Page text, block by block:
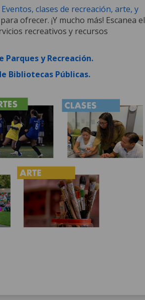
Eventos, clases de recreación, arte, y
ofrecer. ¡Y mucho más! Escanea el
recreativos y recursos
Parques y Recreación.(External link)
Bibliotecas Públicas.(External link)